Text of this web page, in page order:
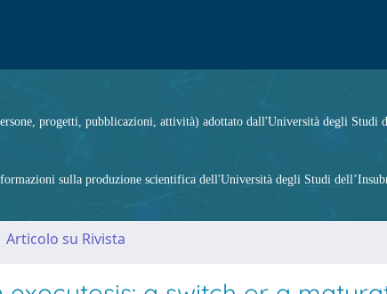
progetti, pubblicazioni, attività) adottato dall'Università degli Studi
sulla produzione scientifica dell'Università degli Studi
Articolo su Rivista